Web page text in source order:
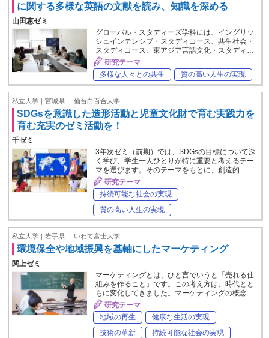
に関する多様な英語の文献を読み、知識を深める
山田恵ゼミ
グローバル・スタディーズ学科には、イングリッ
シュインテンシブ・スタディコース、共生社会・
スタディコース、東アジア言語文化・スタディ…
研究テーマ
多様な人々との共生
質の高い人生の実現
私立大学｜宮城県 仙台白百合大学
SDGsを意識した造形活動と児童文化財で育む実践力を
育む充実のゼミ活動を！
千ゼミ
3年次ゼミ（前期）では、SDGsの目標について深
く学び、学生一人ひとりが特に重要と考えるテー
マを選びます。そのテーマをもとに、創造的…
研究テーマ
持続可能な社会の実現
質の高い人生の実現
私立大学｜岩手県 いわて富士大学
環境保全や地域振興を基軸にしたマーケティング
関上ゼミ
マーケティングとは、ひと言でいうと「売れる仕
組みを作ること」です。この考え方は、時代とと
もに変化してきました。マーケティングの概念…
研究テーマ
地域の再生
健康な生活の実現
技術の革新
持続可能な社会の実現